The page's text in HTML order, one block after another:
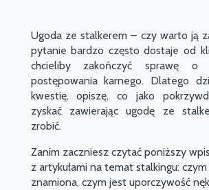
Ugoda ze stalkerem – czy warto ją
pytanie bardzo często dostaje od
chcieliby zakończyć sprawę o
postępowania karnego. Dlatego
kwestię, opiszę, co jako
zyskać zawierając ugodę ze
zrobić.
Zanim zaczniesz czytać poniższy
z artykułami na temat stalkingu:
znamiona, czym jest uporczywość